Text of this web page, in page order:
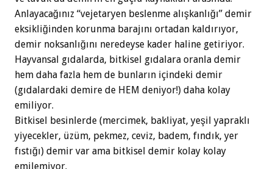
Anlayacağınız “vejetaryen beslenme alışkanlığı” demir
eksikliğinden korunma barajını ortadan kaldırıyor,
demir noksanlığını neredeyse kader haline getiriyor.
Hayvansal gıdalarda, bitkisel gıdalara oranla demir
hem daha fazla hem de bunların içindeki demir
(gıdalardaki demire de HEM deniyor!) daha kolay
emiliyor.
Bitkisel besinlerde (mercimek, bakliyat, yeşil yapraklı
yiyecekler, üzüm, pekmez, ceviz, badem, fındık, yer
fıstığı) demir var ama bitkisel demir kolay kolay
emilemiyor.